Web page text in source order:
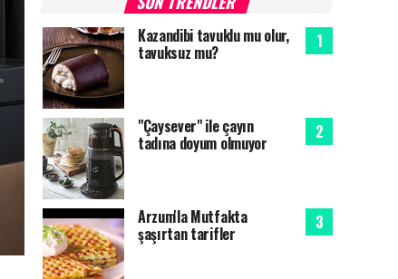
Kazandibi tavuklu mu olur,
tavuksuz mu?
"Çaysever" ile çayın
tadına doyum olmuyor
Arzum'la Mutfakta
şaşırtan tarifler